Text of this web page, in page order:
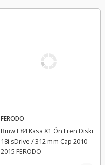
FERODO
Bmw E84 Kasa X1 Ön Fren Diski
18i sDrive / 312 mm Çap 2010-
2015 FERODO